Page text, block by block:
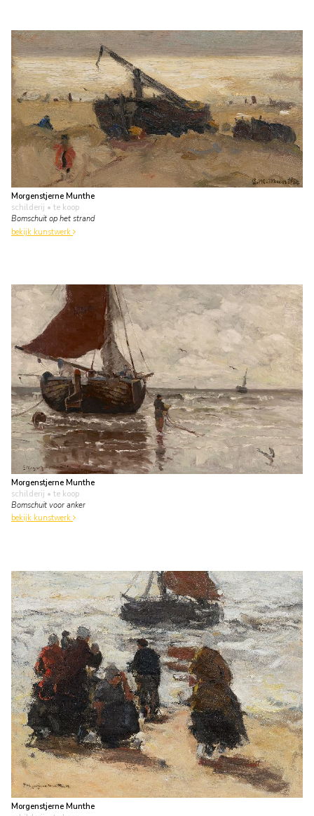
Morgenstjerne Munthe
schilderij • te koop
Bomschuit op het strand
bekijk kunstwerk
Morgenstjerne Munthe
schilderij • te koop
Bomschuit voor anker
bekijk kunstwerk
Morgenstjerne Munthe